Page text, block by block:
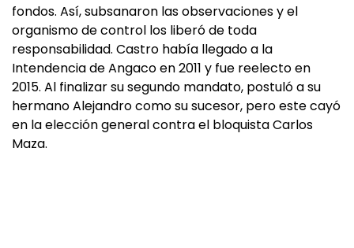
fondos. Así, subsanaron las observaciones y el
organismo de control los liberó de toda
responsabilidad. Castro había llegado a la
Intendencia de Angaco en 2011 y fue reelecto en
2015. Al finalizar su segundo mandato, postuló a su
hermano Alejandro como su sucesor, pero este cayó
en la elección general contra el bloquista Carlos
Maza.